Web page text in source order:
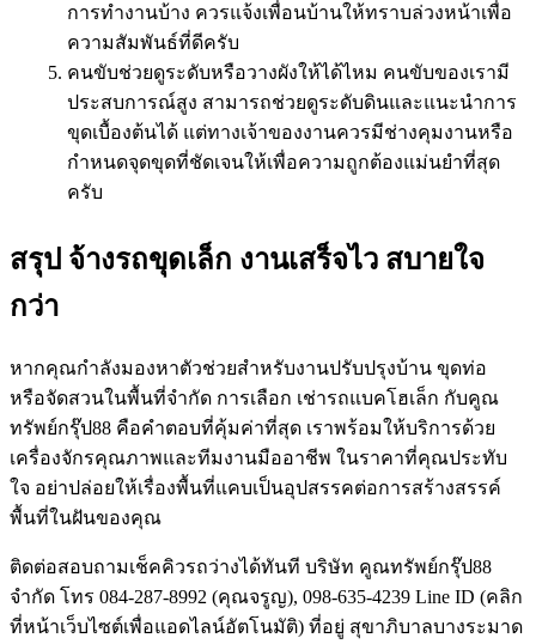
การทำงานบ้าง ควรแจ้งเพื่อนบ้านให้ทราบล่วงหน้าเพื่อ
ความสัมพันธ์ที่ดีครับ
คนขับช่วยดูระดับหรือวางผังให้ได้ไหม คนขับของเรามี
ประสบการณ์สูง สามารถช่วยดูระดับดินและแนะนำการ
ขุดเบื้องต้นได้ แต่ทางเจ้าของงานควรมีช่างคุมงานหรือ
กำหนดจุดขุดที่ชัดเจนให้เพื่อความถูกต้องแม่นยำที่สุด
ครับ
สรุป จ้างรถขุดเล็ก งานเสร็จไว สบายใจ
กว่า
หากคุณกำลังมองหาตัวช่วยสำหรับงานปรับปรุงบ้าน ขุดท่อ
หรือจัดสวนในพื้นที่จำกัด การเลือก เช่ารถแบคโฮเล็ก กับคูณ
ทรัพย์กรุ๊ป88 คือคำตอบที่คุ้มค่าที่สุด เราพร้อมให้บริการด้วย
เครื่องจักรคุณภาพและทีมงานมืออาชีพ ในราคาที่คุณประทับ
ใจ อย่าปล่อยให้เรื่องพื้นที่แคบเป็นอุปสรรคต่อการสร้างสรรค์
พื้นที่ในฝันของคุณ
ติดต่อสอบถามเช็คคิวรถว่างได้ทันที บริษัท คูณทรัพย์กรุ๊ป88
จำกัด โทร 084-287-8992 (คุณจรูญ), 098-635-4239 Line ID (คลิก
ที่หน้าเว็บไซต์เพื่อแอดไลน์อัตโนมัติ) ที่อยู่ สุขาภิบาลบางระมาด